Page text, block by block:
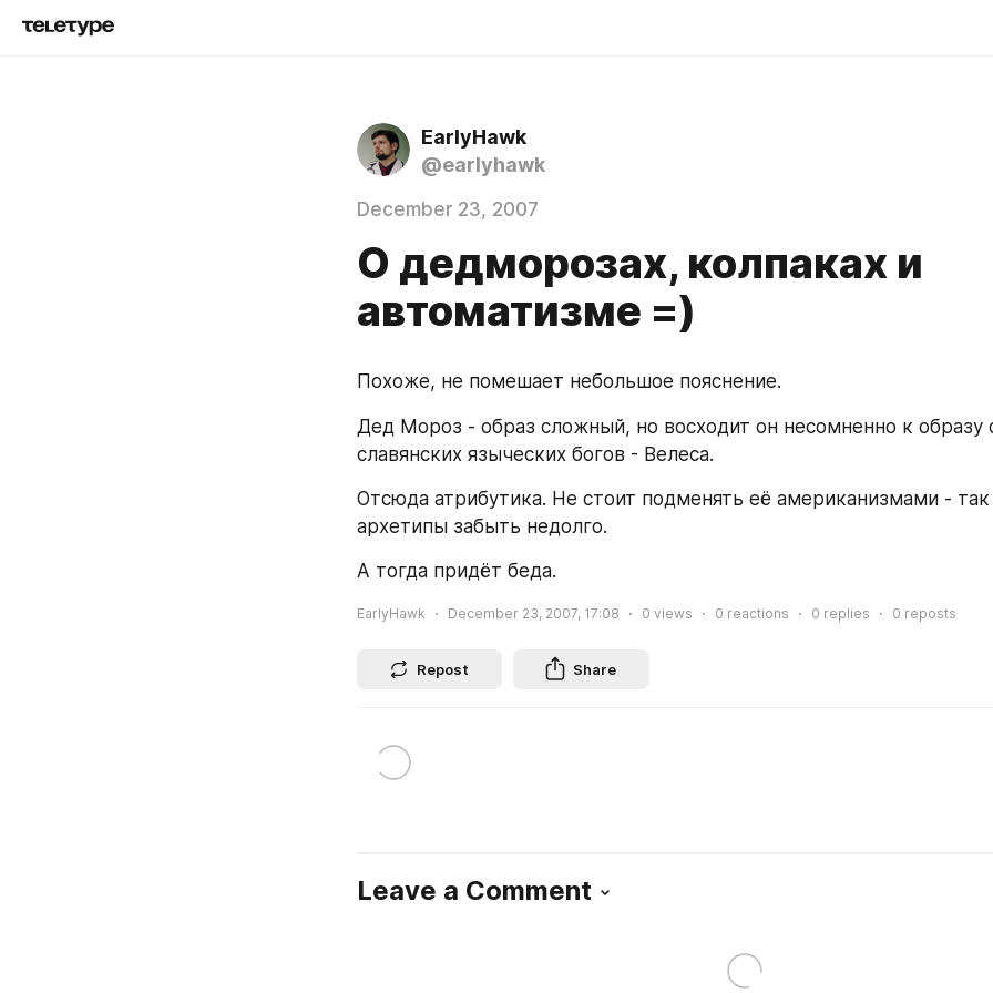
EarlyHawk
@earlyhawk
December 23, 2007
О дедморозах, колпаках и
автоматизме =)
Похоже, не помешает небольшое пояснение.
Дед Мороз - образ сложный, но восходит он несомненно к образу
славянских языческих богов - Велеса.
Отсюда атрибутика. Не стоит подменять её американизмами - так
архетипы забыть недолго.
А тогда придёт беда.
EarlyHawk December 23, 2007, 17:08 0 views 0 reactions 0 replies 0 reposts
Repost Share
Leave a Comment